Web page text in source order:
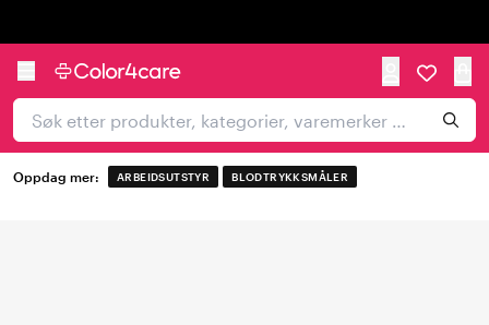
Oppdag mer: ARBEIDSUTSTYR BLODTRYKKSMÅLER